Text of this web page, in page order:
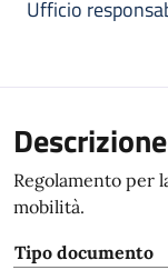
Ufficio
Descrizione
Regolamento per
mobilità.
Tipo documento